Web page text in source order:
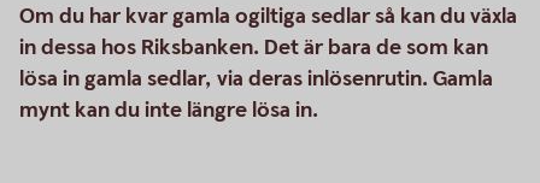
Om du har kvar gamla ogiltiga sedlar så kan du växla
in dessa hos Riksbanken. Det är bara de som kan
lösa in gamla sedlar, via deras inlösenrutin. Gamla
mynt kan du inte längre lösa in.